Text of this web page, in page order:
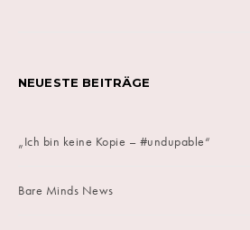
NEUESTE BEITRÄGE
„Ich bin keine Kopie – #undupable“
Bare Minds News